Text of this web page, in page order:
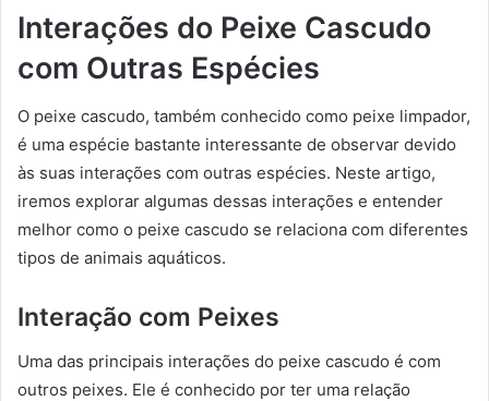
Interações do Peixe Cascudo
com Outras Espécies
O peixe cascudo, também conhecido como peixe limpador,
é uma espécie bastante interessante de observar devido
às suas interações com outras espécies. Neste artigo,
iremos explorar algumas dessas interações e entender
melhor como o peixe cascudo se relaciona com diferentes
tipos de animais aquáticos.
Interação com Peixes
Uma das principais interações do peixe cascudo é com
outros peixes. Ele é conhecido por ter uma relação